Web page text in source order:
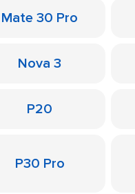
Mate 30 Pro
Nova 3
P20
P30 Pro